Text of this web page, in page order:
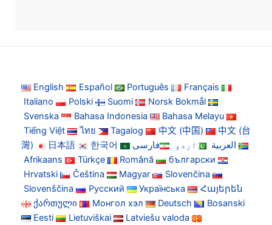
English Español Português
Français
Italiano
Polski Suomi
Norsk Bokmål
Svenska
Bahasa Indonesia
Bahasa Melayu
Tiếng Việt
ไทย Tagalog 中文 (中国)
中文 (台
灣)
日本語 한국어 العربية اردو
فارسی
Afrikaans
Türkçe Română
български
Hrvatski
Čeština Magyar
Slovenčina
Slovenščina
Русский Українська
Հայերեն
ქართული
Монгол хэл Deutsch
Bosanski
Eesti
Lietuviškai
Latviešu valoda